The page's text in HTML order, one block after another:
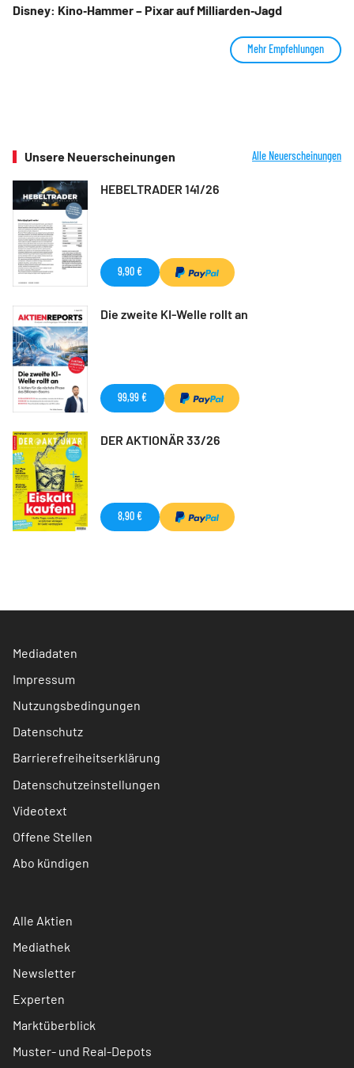
Disney: Kino‑Hammer – Pixar auf Milliarden‑Jagd
Mehr Empfehlungen
Unsere Neuerscheinungen Alle Neuerscheinungen
HEBELTRADER 141/26
9,90 €
Die zweite KI-Welle rollt an
99,99 €
DER AKTIONÄR 33/26
8,90 €
Mediadaten
Impressum
Nutzungsbedingungen
Datenschutz
Barrierefreiheitserklärung
Datenschutzeinstellungen
Videotext
Offene Stellen
Abo kündigen
Alle Aktien
Mediathek
Newsletter
Experten
Marktüberblick
Muster- und Real-Depots